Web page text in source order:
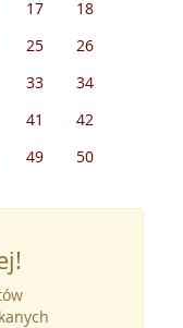
17
18
25
26
33
34
41
42
49 50